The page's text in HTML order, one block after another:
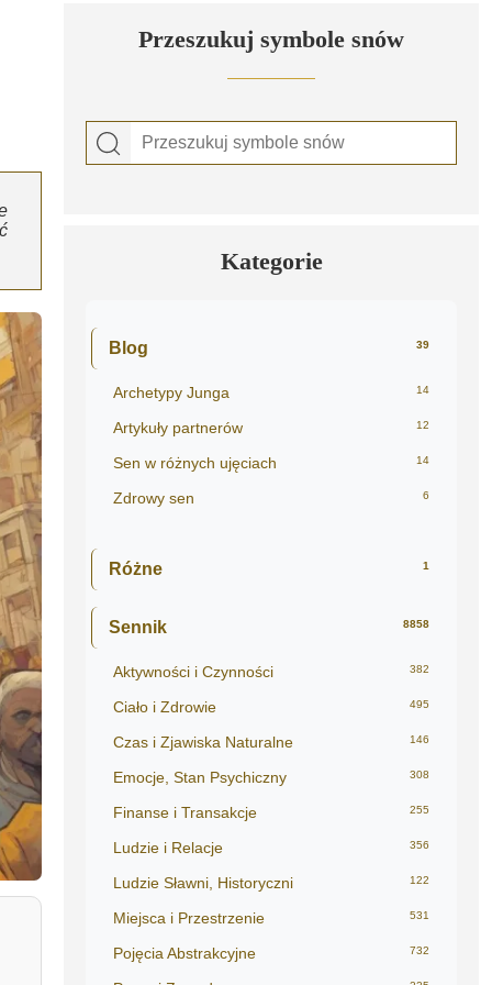
Przeszukuj symbole snów
Kategorie
Blog 39
Archetypy Junga 14
Artykuły partnerów 12
Sen w różnych ujęciach 14
Zdrowy sen 6
Różne 1
Sennik 8858
Aktywności i Czynności 382
Ciało i Zdrowie 495
Czas i Zjawiska Naturalne 146
Emocje, Stan Psychiczny 308
Finanse i Transakcje 255
Ludzie i Relacje 356
Ludzie Sławni, Historyczni 122
Miejsca i Przestrzenie 531
Pojęcia Abstrakcyjne 732